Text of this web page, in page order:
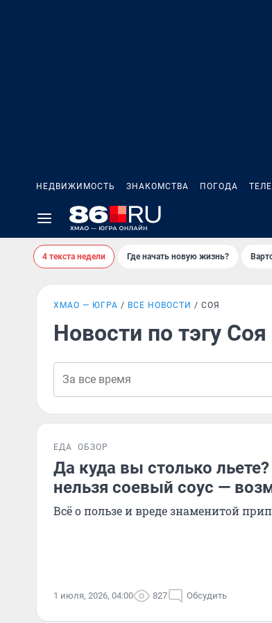
НЕДВИЖИМОСТЬ ЗНАКОМСТВА ПОГОДА
4 текста недели Где начать новую жизнь?
ХМАО — ЮГРА ВСЕ НОВОСТИ СОЯ
Новости по тэгу Соя
ЕДА ОБЗОР
Да куда вы столько
нельзя соевый соус —
Всё о пользе и вреде знаменитой
1 июля, 2026, 04:00 827 Обсудить